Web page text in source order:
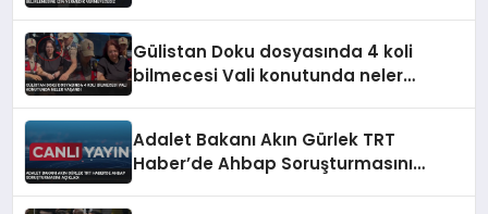
Gülistan Doku dosyasında 4 koli
bilmecesi Vali konutunda neler
Adalet Bakanı Akın Gürlek TRT
Haber’de Ahbap Soruşturmasını